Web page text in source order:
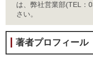
は、弊社営業部(TEL：
さい。
著者プロフィール